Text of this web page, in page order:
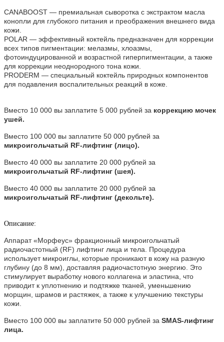
CANABOOST — премиальная сыворотка с экстрактом масла
конопли для глубокого питания и преображения внешнего вида
кожи.
POLAR — эффективный коктейль предназначен для коррекции
всех типов пигментации: мелазмы, хлоазмы,
фотоиндуцированной и возрастной гиперпигментации, а также
для коррекции неоднородного тона кожи.
PRODERM — специальный коктейль природных компонентов
для подавления воспалительных реакций в коже.
Вместо 10 000 вы заплатите 5 000 рублей за коррекцию мочек
ушей.
Вместо 100 000 вы заплатите 50 000 рублей за
микроигольчатый RF-лифтинг (лицо).
Вместо 40 000 вы заплатите 20 000 рублей за
микроигольчатый RF-лифтинг (шея).
Вместо 40 000 вы заплатите 20 000 рублей за
микроигольчатый RF-лифтинг (декольте).
Описание:
Аппарат «Морфеус» фракционный микроигольчатый
радиочастотный (RF) лифтинг лица и тела. Процедура
использует микроиглы, которые проникают в кожу на разную
глубину (до 8 мм), доставляя радиочастотную энергию. Это
стимулирует выработку нового коллагена и эластина, что
приводит к уплотнению и подтяжке тканей, уменьшению
морщин, шрамов и растяжек, а также к улучшению текстуры
кожи.
Вместо 100 000 вы заплатите 50 000 рублей за SMAS-лифтинг
лица.